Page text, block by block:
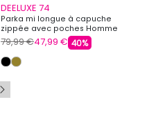
DEELUXE 74
Parka mi longue à capuche
zippée avec poches Homme
DEELUXE 74
79,99 €47,99 € 40%